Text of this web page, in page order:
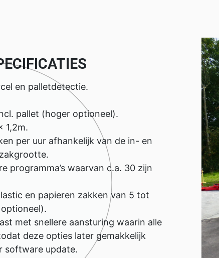
en palletdetectie.
pallet (hoger optioneel).
1,2m.
per uur afhankelijk van de in- en
programma’s waarvan c.a. 30 zijn
en papieren zakken van 5 tot
met snellere aansturing waarin alle
deze opties later gemakkelijk
software update.